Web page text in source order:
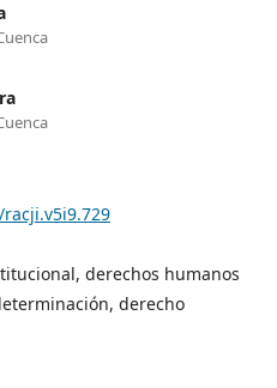
derechos humanos
derecho